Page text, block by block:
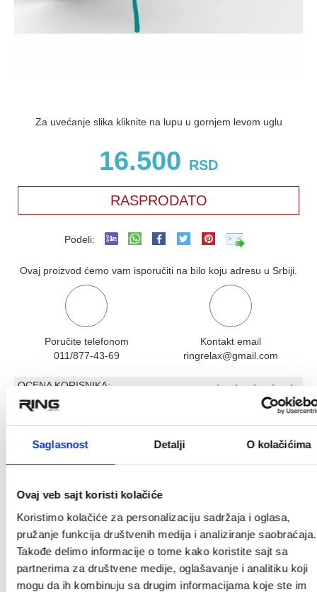
Saglasnost Detalji O kolačićima
Ovaj veb sajt koristi kolačiće
Koristimo kolačiće za personalizaciju sadržaja i oglasa,
pružanje funkcija društvenih medija i analiziranje saobraćaja.
Takođe delimo informacije o tome kako koristite sajt sa
partnerima za društvene medije, oglašavanje i analitiku koji
mogu da ih kombinuju sa drugim informacijama koje ste im
Za uvećanje slika kliknite na lupu u gornjem levom uglu
16.500 RSD
RASPRODATO
Podeli:
Ovaj proizvod ćemo vam isporučiti na bilo koju adresu u Srbiji.
Poručite telefonom
011/877-43-69
Kontakt email
ringrelax@gmail.com
OCENA KORISNIKA:
Pogledaj mišljenja (0) ★★★★★
RING kućište električnog trotineta RX8-
RX 8-PAR40
Povezani proizvodi